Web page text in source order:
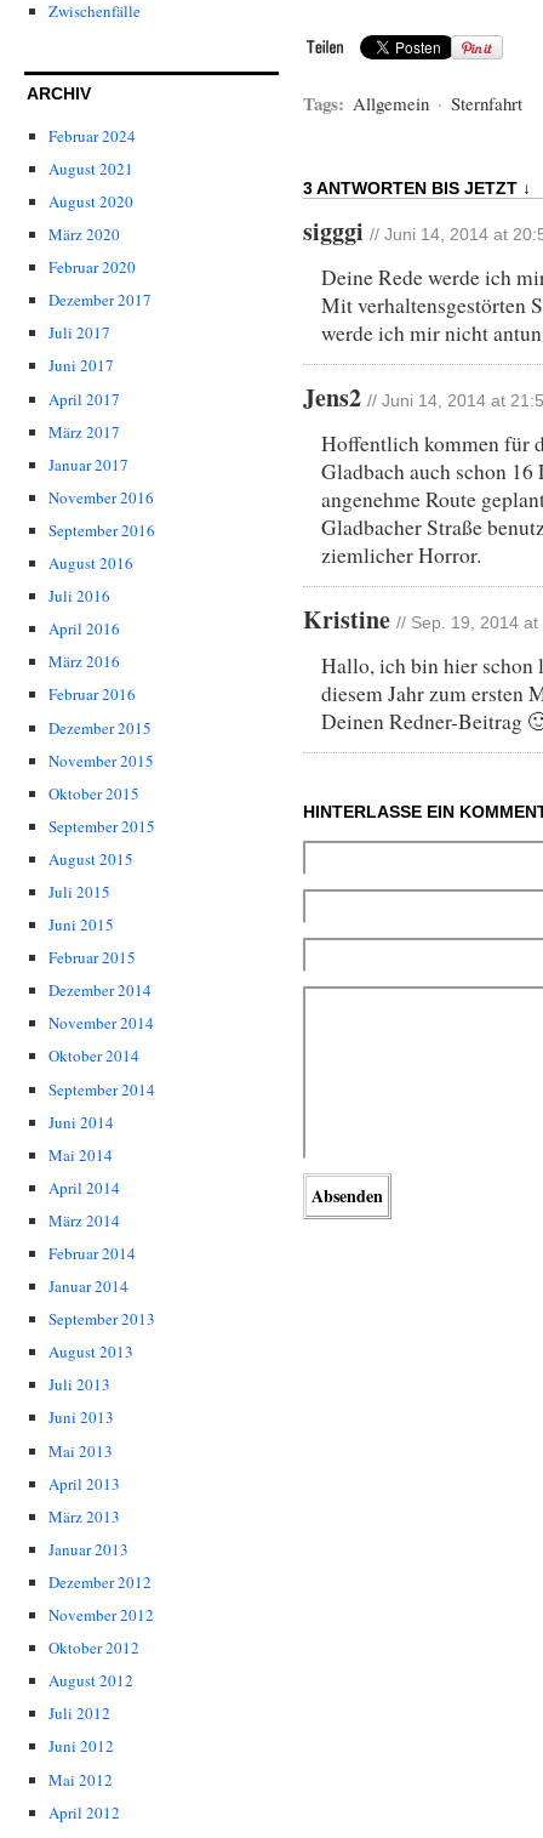
Zwischenfälle
ARCHIV
Februar 2024
August 2021
August 2020
März 2020
Februar 2020
Dezember 2017
Juli 2017
Juni 2017
April 2017
März 2017
Januar 2017
November 2016
September 2016
August 2016
Juli 2016
April 2016
März 2016
Februar 2016
Dezember 2015
November 2015
Oktober 2015
September 2015
August 2015
Juli 2015
Juni 2015
Februar 2015
Dezember 2014
November 2014
Oktober 2014
September 2014
Juni 2014
Mai 2014
April 2014
März 2014
Februar 2014
Januar 2014
September 2013
August 2013
Juli 2013
Juni 2013
Mai 2013
April 2013
März 2013
Januar 2013
Dezember 2012
November 2012
Oktober 2012
August 2012
Juli 2012
Juni 2012
Mai 2012
April 2012
Tags: Allgemein · Sternfahrt
3 ANTWORTEN BIS JETZT ↓
sigggi // Juni 14, 2014 at
Deine Rede werde ich
Mit verhaltensgestörten
werde ich mir nicht
Jens2 // Juni 14, 2014 at
Hoffentlich kommen für
Gladbach auch schon 16
angenehme Route
Gladbacher Straße
ziemlicher Horror.
Kristine // Sep. 19, 2014 at
Hallo, ich bin hier schon
diesem Jahr zum ersten
Deinen Redner-Beitrag
HINTERLASSE EIN